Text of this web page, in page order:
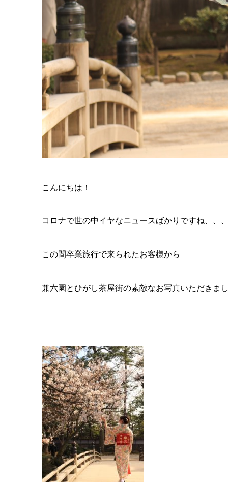
こんにちは！
コロナで世の中イヤなニュースばかりですね、、
この間卒業旅行で来られたお客様から
兼六園とひがし茶屋街の素敵なお写真いただきま